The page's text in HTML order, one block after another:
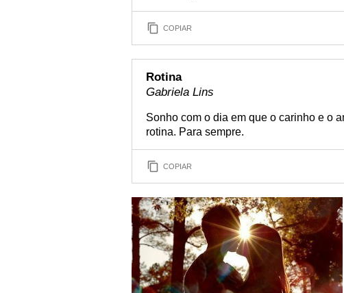
COPIAR
Rotina
Gabriela Lins
Sonho com o dia em que o carinho e o
rotina. Para sempre.
COPIAR